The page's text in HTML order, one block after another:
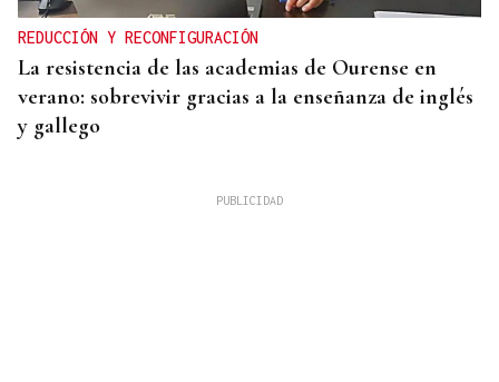
REDUCCIÓN Y RECONFIGURACIÓN
La resistencia de las academias de Ourense en
verano: sobrevivir gracias a la enseñanza de inglés
y gallego